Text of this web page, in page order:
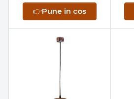
👉Pune in cos